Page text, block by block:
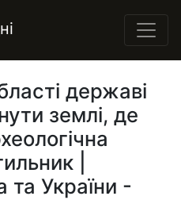
державі
землі, де
|
та України -